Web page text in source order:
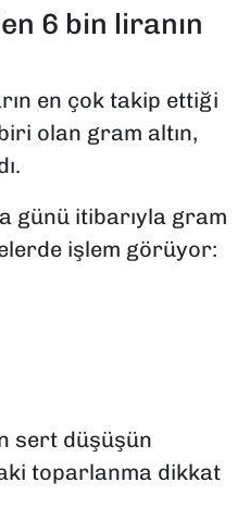
6 bin liranın
en çok takip ettiği
olan gram altın,
günü itibarıyla gram
işlem görüyor:
sert düşüşün
toparlanma dikkat